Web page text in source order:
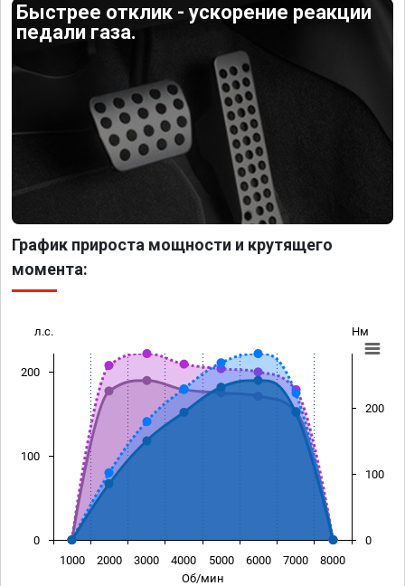
Быстрее отклик - ускорение реакции
педали газа.
График прироста мощности и крутящего
момента:
Об/мин
л.с. Нм
1000 2000 3000 4000 5000 6000 7000 8000
0
100
200
0
100
200